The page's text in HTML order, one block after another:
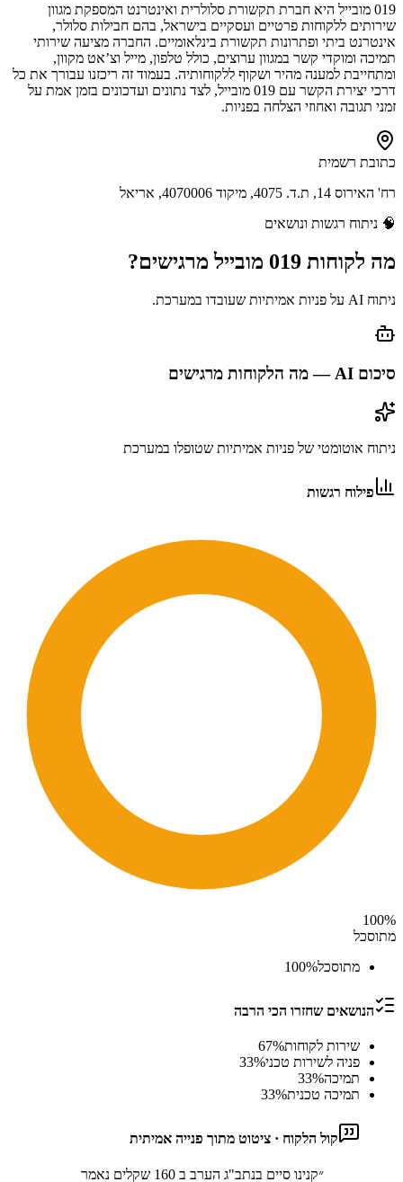
019 מובייל היא חברת תקשורת סלולרית ואינטרנט המספקת מגוון
שירותים ללקוחות פרטיים ועסקיים בישראל, בהם חבילות סלולר,
אינטרנט ביתי ופתרונות תקשורת בינלאומיים. החברה מציעה שירותי
תמיכה ומוקדי קשר במגוון ערוצים, כולל טלפון, מייל וצ’אט מקוון,
ומתחייבת למענה מהיר ושקוף ללקוחותיה. בעמוד זה ריכזנו עבורך את כל
דרכי יצירת הקשר עם 019 מובייל, לצד נתונים ועדכונים בזמן אמת על
זמני תגובה ואחוזי הצלחה בפניות.
כתובת רשמית
רח' האירוס 14, ת.ד. 4075, מיקוד 4070006, אריאל
🧠 ניתוח רגשות ונושאים
מה לקוחות 019 מובייל מרגישים?
ניתוח AI על פניות אמיתיות שעובדו במערכת.
סיכום AI — מה הלקוחות מרגישים
ניתוח אוטומטי של פניות אמיתיות שטופלו במערכת
פילוח רגשות
100%
מתוסכל
מתוסכל
100%
הנושאים שחזרו הכי הרבה
שירות לקוחות 67%
פניה לשירות טכני
33%
תמיכה
33%
תמיכה טכנית
33%
קול הלקוח · ציטוט מתוך פנייה אמיתית
״ קנינו סיים בנתב"ג הערב ב 160 שקלים נאמר